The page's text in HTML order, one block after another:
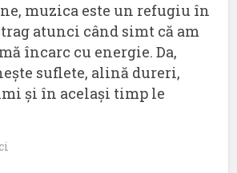
muzica este un refugiu în
atunci când simt că am
încarc cu energie. Da,
suflete, alină dureri,
și în același timp le